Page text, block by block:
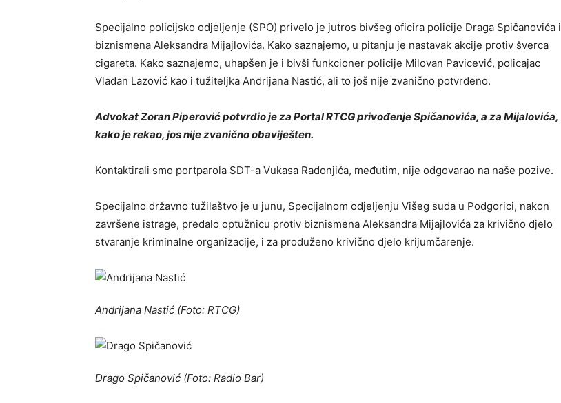
Specijalno policijsko odjeljenje (SPO) privelo je jutros bivšeg oficira policije Draga Spičanovića i
biznismena Aleksandra Mijajlovića. Kako saznajemo, u pitanju je nastavak akcije protiv šverca
cigareta. Kako saznajemo, uhapšen je i bivši funkcioner policije Milovan Pavicević, policajac
Vladan Lazović kao i tužiteljka Andrijana Nastić, ali to još nije zvanično potvrđeno.
Advokat Zoran Piperović potvrdio je za Portal RTCG privođenje Spičanovića, a za Mijalovića,
kako je rekao, jos nije zvanično obaviješten.
Kontaktirali smo portparola SDT-a Vukasa Radonjića, međutim, nije odgovarao na naše pozive.
Specijalno državno tužilaštvo je u junu, Specijalnom odjeljenju Višeg suda u Podgorici, nakon
završene istrage, predalo optužnicu protiv biznismena Aleksandra Mijajlovića za krivično djelo
stvaranje kriminalne organizacije, i za produženo krivično djelo krijumčarenje.
Andrijana Nastić (Foto: RTCG)
Drago Spičanović (Foto: Radio Bar)